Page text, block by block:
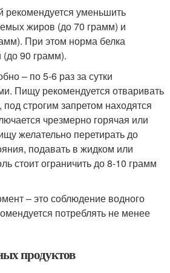
рекомендуется уменьшить
жиров (до 70 грамм) и
При этом норма белка
(до 90 грамм).
– по 5-6 раз за сутки
Пищу рекомендуется отваривать
под строгим запретом находятся
чрезмерно горячая или
желательно перетирать до
подавать в жидком или
стоит ограничить до 8-10 грамм
– это соблюдение водного
потреблять не менее
продуктов